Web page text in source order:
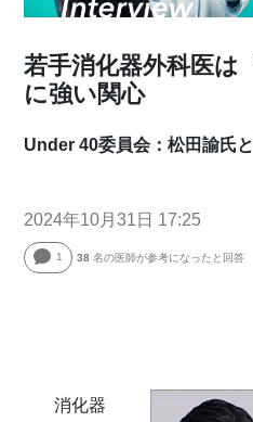
若手消化器外科医は
に強い関心
Under 40委員会：松田諭氏
2024年10月31日 17:25
1 38 名の医師が参考になったと回答
消化器